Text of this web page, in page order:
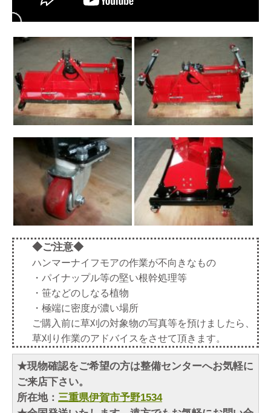
◆ご注意◆
ハンマーナイフモアの作業が不向きなもの
・パイナップル等の堅い根幹処理等
・笹などのしなる植物
・極端に密度が濃い場所
ご購入前に草刈の対象物の写真等を預けましたら、
草刈り作業のアドバイスをさせて頂きます。
★現物確認をご希望の方は整備センターへお気軽に
ご来店下さい。
所在地： 三重県伊賀市予野1534